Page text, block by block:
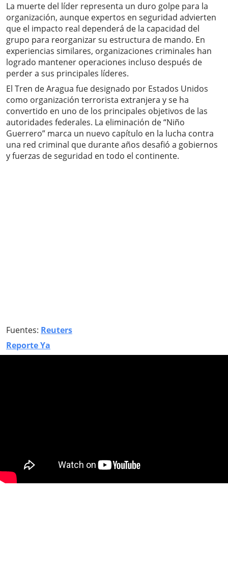
La muerte del líder representa un duro golpe para la
organización, aunque expertos en seguridad advierten
que el impacto real dependerá de la capacidad del
grupo para reorganizar su estructura de mando. En
experiencias similares, organizaciones criminales han
logrado mantener operaciones incluso después de
perder a sus principales líderes.
El Tren de Aragua fue designado por Estados Unidos
como organización terrorista extranjera y se ha
convertido en uno de los principales objetivos de las
autoridades federales. La eliminación de “Niño
Guerrero” marca un nuevo capítulo en la lucha contra
una red criminal que durante años desafió a gobiernos
y fuerzas de seguridad en todo el continente.
Fuentes: Reuters
Reporte Ya